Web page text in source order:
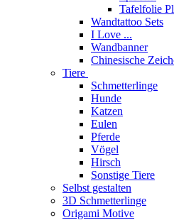
Tafelfolie
Wandtattoo Sets
I Love ...
Wandbanner
Chinesische
Tiere
Schmetterlinge
Hunde
Katzen
Eulen
Pferde
Vögel
Hirsch
Sonstige Tiere
Selbst gestalten
3D Schmetterlinge
Origami Motive